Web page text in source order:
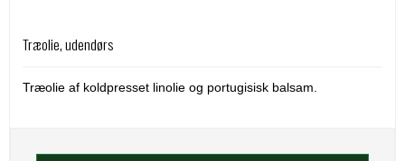
Træolie, udendørs
Træolie af koldpresset linolie og portugisisk balsam.